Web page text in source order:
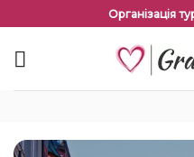
змісту
Організація